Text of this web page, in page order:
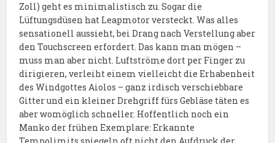
Zoll) geht es minimalistisch zu. Sogar die
Lüftungsdüsen hat Leapmotor versteckt. Was alles
sensationell aussieht, bei Drang nach Verstellung aber
den Touchscreen erfordert. Das kann man mögen –
muss man aber nicht. Luftströme dort per Finger zu
dirigieren, verleiht einem vielleicht die Erhabenheit
des Windgottes Aiolos – ganz irdisch verschiebbare
Gitter und ein kleiner Drehgriff fürs Gebläse täten es
aber womöglich schneller. Hoffentlich noch ein
Manko der frühen Exemplare: Erkannte